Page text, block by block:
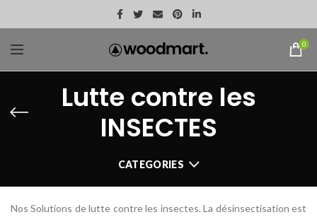
0
Lutte contre les
INSECTES
CATEGORIES
Nos Solutions de lutte contre les insectes. La désinsectisation est